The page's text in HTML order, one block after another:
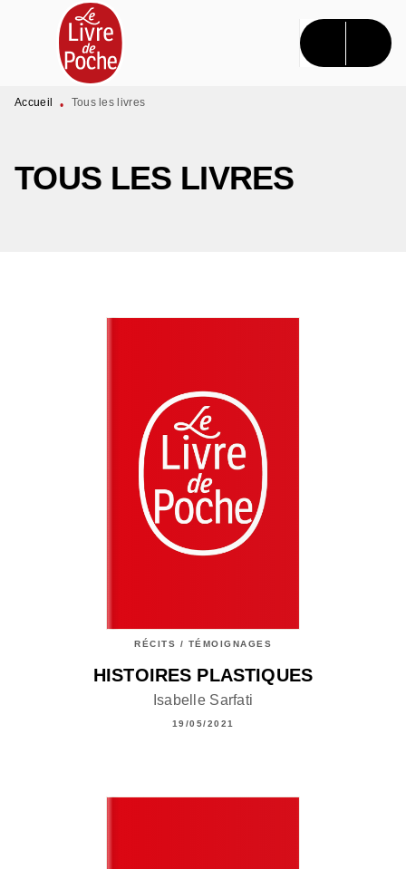
MENU RECHERCHE CONTENU
PIED DE PAGE
Accueil • Tous les livres
TOUS LES LIVRES
RÉCITS / TÉMOIGNAGES
HISTOIRES PLASTIQUES
Isabelle Sarfati
19/05/2021